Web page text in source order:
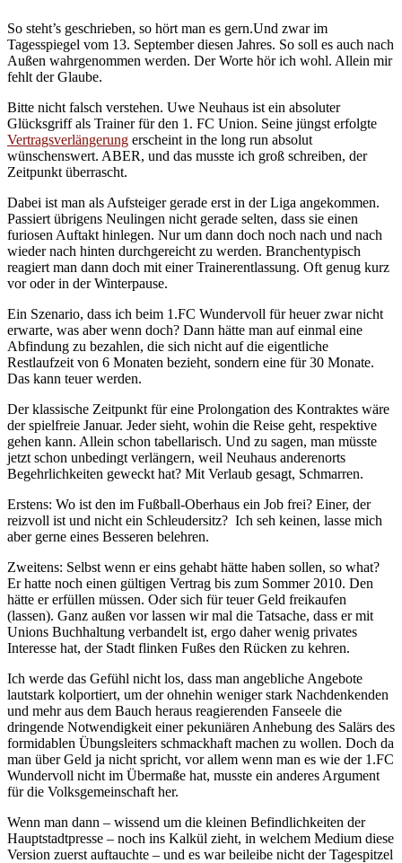
So steht’s geschrieben, so hört man es gern.Und zwar im
Tagesspiegel vom 13. September diesen Jahres. So soll es auch nach
Außen wahrgenommen werden. Der Worte hör ich wohl. Allein mir
fehlt der Glaube.
Bitte nicht falsch verstehen. Uwe Neuhaus ist ein absoluter
Glücksgriff als Trainer für den 1. FC Union. Seine jüngst erfolgte
Vertragsverlängerung erscheint in the long run absolut
wünschenswert. ABER, und das musste ich groß schreiben, der
Zeitpunkt überrascht.
Dabei ist man als Aufsteiger gerade erst in der Liga angekommen.
Passiert übrigens Neulingen nicht gerade selten, dass sie einen
furiosen Auftakt hinlegen. Nur um dann doch noch nach und nach
wieder nach hinten durchgereicht zu werden. Branchentypisch
reagiert man dann doch mit einer Trainerentlassung. Oft genug kurz
vor oder in der Winterpause.
Ein Szenario, dass ich beim 1.FC Wundervoll für heuer zwar nicht
erwarte, was aber wenn doch? Dann hätte man auf einmal eine
Abfindung zu bezahlen, die sich nicht auf die eigentliche
Restlaufzeit von 6 Monaten bezieht, sondern eine für 30 Monate.
Das kann teuer werden.
Der klassische Zeitpunkt für eine Prolongation des Kontraktes wäre
der spielfreie Januar. Jeder sieht, wohin die Reise geht, respektive
gehen kann. Allein schon tabellarisch. Und zu sagen, man müsste
jetzt schon unbedingt verlängern, weil Neuhaus anderenorts
Begehrlichkeiten geweckt hat? Mit Verlaub gesagt, Schmarren.
Erstens: Wo ist den im Fußball-Oberhaus ein Job frei? Einer, der
reizvoll ist und nicht ein Schleudersitz? Ich seh keinen, lasse mich
aber gerne eines Besseren belehren.
Zweitens: Selbst wenn er eins gehabt hätte haben sollen, so what?
Er hatte noch einen gültigen Vertrag bis zum Sommer 2010. Den
hätte er erfüllen müssen. Oder sich für teuer Geld freikaufen
(lassen). Ganz außen vor lassen wir mal die Tatsache, dass er mit
Unions Buchhaltung verbandelt ist, ergo daher wenig privates
Interesse hat, der Stadt flinken Fußes den Rücken zu kehren.
Ich werde das Gefühl nicht los, dass man angebliche Angebote
lautstark kolportiert, um der ohnehin weniger stark Nachdenkenden
und mehr aus dem Bauch heraus reagierenden Fanseele die
dringende Notwendigkeit einer pekuniären Anhebung des Salärs des
formidablen Übungsleiters schmackhaft machen zu wollen. Doch da
man über Geld ja nicht spricht, vor allem wenn man es wie der 1.FC
Wundervoll nicht im Übermaße hat, musste ein anderes Argument
für die Volksgemeinschaft her.
Wenn man dann – wissend um die kleinen Befindlichkeiten der
Hauptstadtpresse – noch ins Kalkül zieht, in welchem Medium diese
Version zuerst auftauchte – und es war beileibe nicht der Tagespitzel